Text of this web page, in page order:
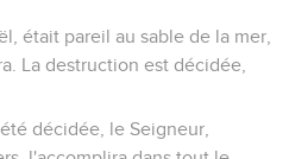
était pareil au sable de la mer,
La destruction est décidée,
décidée, le Seigneur,